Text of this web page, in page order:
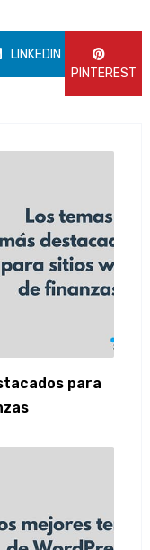
LINKEDIN
PINTEREST
para